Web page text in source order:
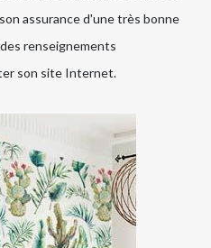
assurance d'une très bonne
renseignements
son site Internet.